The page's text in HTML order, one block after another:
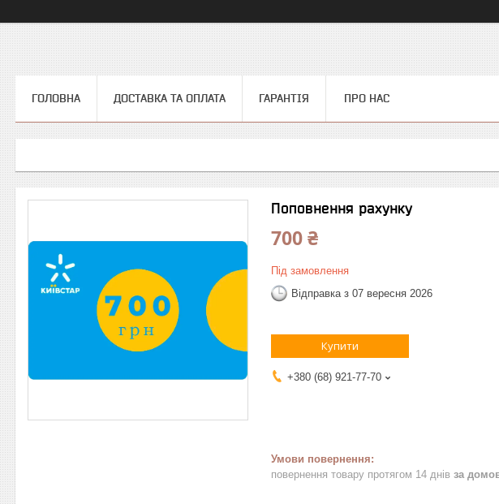
ГОЛОВНА ДОСТАВКА ТА ОПЛАТА ГАРАНТІЯ ПРО НАС
Поповнення рахунку
700 ₴
Під замовлення
Відправка з 07 вересня 2026
Купити
+380 (68) 921-77-70
повернення товару протягом 14 днів за